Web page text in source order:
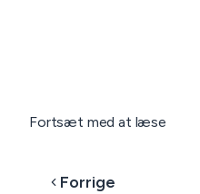
Fortsæt med at læse
Forrige